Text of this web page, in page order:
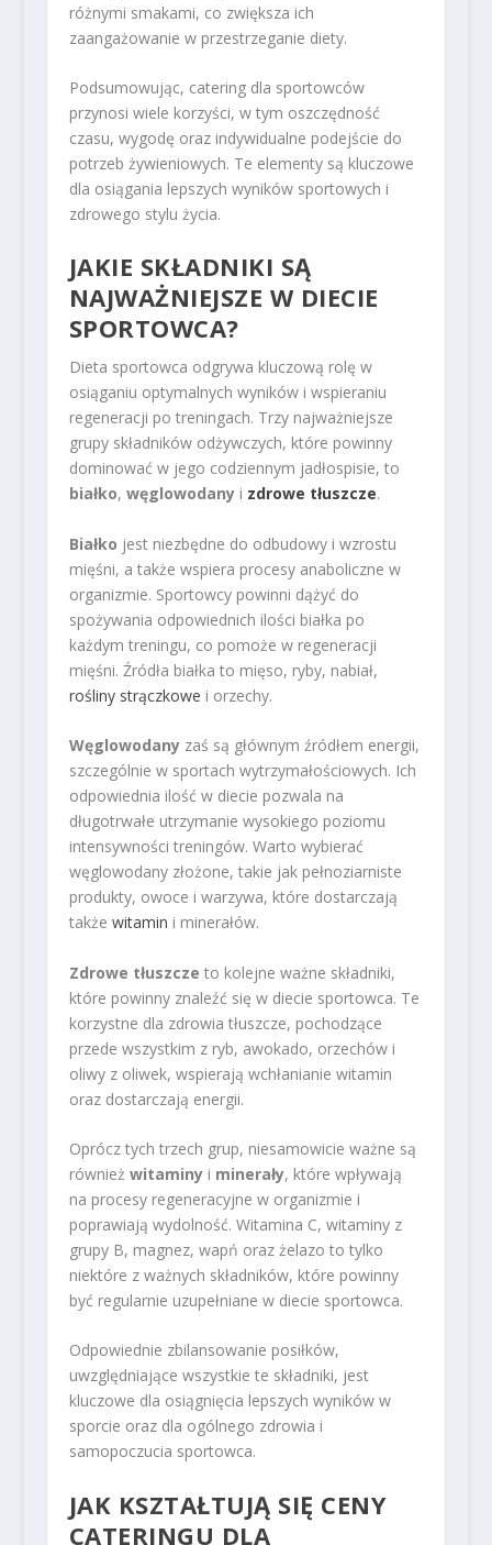
różnymi smakami, co zwiększa ich
zaangażowanie w przestrzeganie diety.
Podsumowując, catering dla sportowców
przynosi wiele korzyści, w tym oszczędność
czasu, wygodę oraz indywidualne podejście do
potrzeb żywieniowych. Te elementy są kluczowe
dla osiągania lepszych wyników sportowych i
zdrowego stylu życia.
JAKIE SKŁADNIKI SĄ
NAJWAŻNIEJSZE W DIECIE
SPORTOWCA?
Dieta sportowca odgrywa kluczową rolę w
osiąganiu optymalnych wyników i wspieraniu
regeneracji po treningach. Trzy najważniejsze
grupy składników odżywczych, które powinny
dominować w jego codziennym jadłospisie, to
białko, węglowodanyi zdrowe tłuszcze.
Białko jest niezbędne do odbudowy i wzrostu
mięśni, a także wspiera procesy anaboliczne w
organizmie. Sportowcy powinni dążyć do
spożywania odpowiednich ilości białka po
każdym treningu, co pomoże w regeneracji
mięśni. Źródła białka to mięso, ryby, nabiał,
rośliny strączkowe i orzechy.
Węglowodanyzaś są głównym źródłem energii,
szczególnie w sportach wytrzymałościowych. Ich
odpowiednia ilość w diecie pozwala na
długotrwałe utrzymanie wysokiego poziomu
intensywności treningów. Warto wybierać
węglowodany złożone, takie jak pełnoziarniste
produkty, owoce i warzywa, które dostarczają
także witamin i minerałów.
Zdrowe tłuszcze to kolejne ważne składniki,
które powinny znaleźć się w diecie sportowca. Te
korzystne dla zdrowia tłuszcze, pochodzące
przede wszystkim z ryb, awokado, orzechów i
oliwy z oliwek, wspierają wchłanianie witamin
oraz dostarczają energii.
Oprócz tych trzech grup, niesamowicie ważne są
również witaminyi minerały, które wpływają
na procesy regeneracyjne w organizmie i
poprawiają wydolność. Witamina C, witaminy z
grupy B, magnez, wapń oraz żelazo to tylko
niektóre z ważnych składników, które powinny
być regularnie uzupełniane w diecie sportowca.
Odpowiednie zbilansowanie posiłków,
uwzględniające wszystkie te składniki, jest
kluczowe dla osiągnięcia lepszych wyników w
sporcie oraz dla ogólnego zdrowia i
samopoczucia sportowca.
JAK KSZTAŁTUJĄ SIĘ CENY
CATERINGU DLA